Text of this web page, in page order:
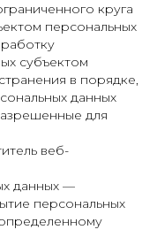
круга
персональных
субъектом
в порядке,
данных
для
веб-
данных —
персональных